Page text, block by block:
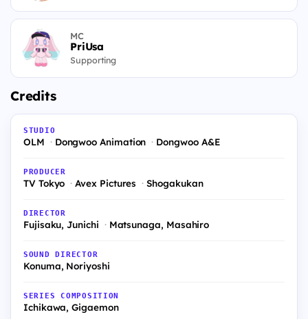
MC
PriUsa
Supporting
Credits
STUDIO
OLM Dongwoo Animation Dongwoo A&E
PRODUCER
TV Tokyo Avex Pictures Shogakukan
DIRECTOR
Fujisaku, Junichi Matsunaga, Masahiro
SOUND DIRECTOR
Konuma, Noriyoshi
SERIES COMPOSITION
Ichikawa, Gigaemon